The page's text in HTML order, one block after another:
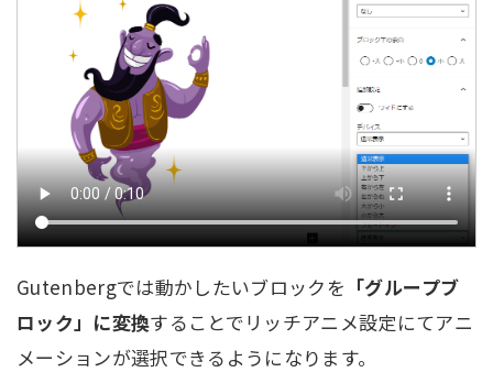
Gutenbergでは動かしたいブロックを 「グループブ
ロック」に変換することでリッチアニメ設定にてアニ
メーションが選択できるようになります。